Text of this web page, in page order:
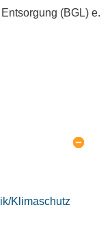
(BGL) e.
Klimaschutz